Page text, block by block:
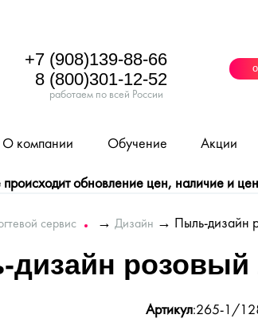
+7 (908)139-88-66
8 (800)301-12-52
работаем по всей России
О компании Обучение Акции
обновление цен, наличие и
сервис → Дизайн → Пыль-дизайн
розовый
Артикул:265-1/